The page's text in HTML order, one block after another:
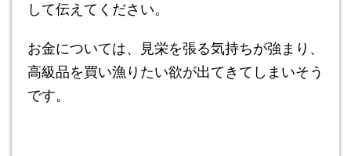
して伝えてください。
お金については、見栄を張る気持ちが強まり、
高級品を買い漁りたい欲が出てきてしまいそう
です。